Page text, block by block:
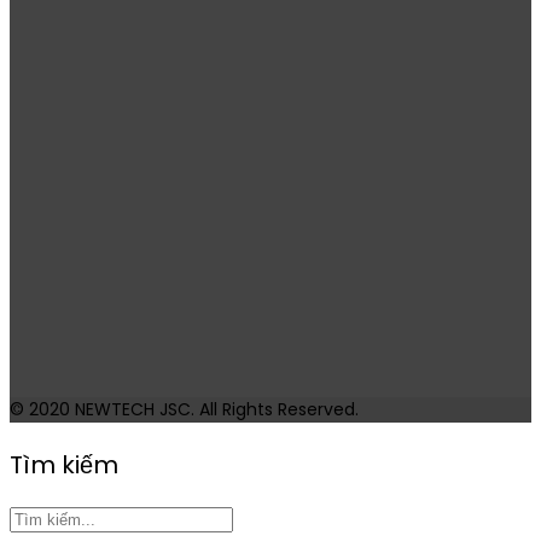
© 2020 NEWTECH JSC. All Rights Reserved.
Tìm kiếm